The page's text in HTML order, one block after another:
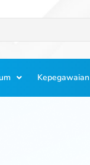
Kepegawaian